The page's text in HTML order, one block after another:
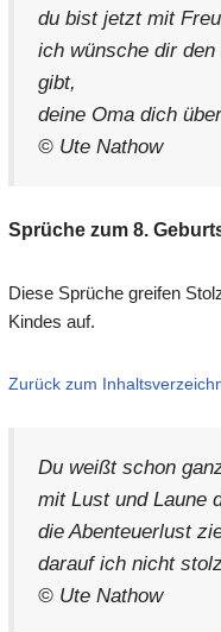
du bist jetzt mit
ich wünsche dir
gibt,
deine Oma dich
© Ute Nathow
Sprüche zum 8.
Diese Sprüche greifen
Kindes auf.
Zurück zum
Du weißt schon
mit Lust und Laune
die Abenteuerlust
darauf ich nicht
© Ute Nathow